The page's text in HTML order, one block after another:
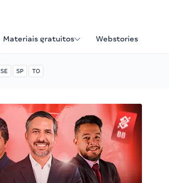
Materiais gratuitos Webstories
SE SP TO